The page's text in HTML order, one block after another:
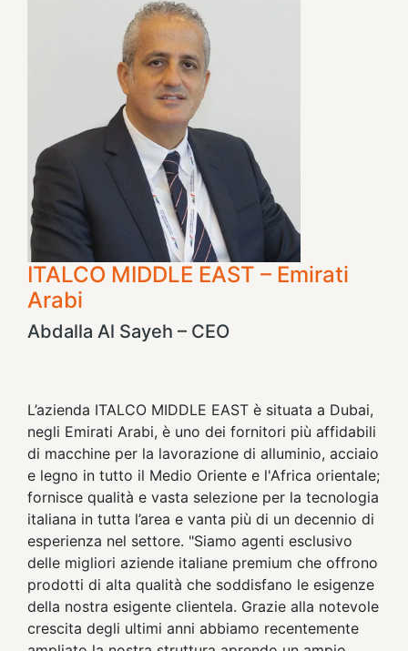
ITALCO MIDDLE EAST – Emirati
Arabi
Abdalla Al Sayeh – CEO
L’azienda ITALCO MIDDLE EAST è situata a Dubai,
negli Emirati Arabi, è uno dei fornitori più affidabili
di macchine per la lavorazione di alluminio, acciaio
e legno in tutto il Medio Oriente e l'Africa orientale;
fornisce qualità e vasta selezione per la tecnologia
italiana in tutta l’area e vanta più di un decennio di
esperienza nel settore. "Siamo agenti esclusivo
delle migliori aziende italiane premium che offrono
prodotti di alta qualità che soddisfano le esigenze
della nostra esigente clientela. Grazie alla notevole
crescita degli ultimi anni abbiamo recentemente